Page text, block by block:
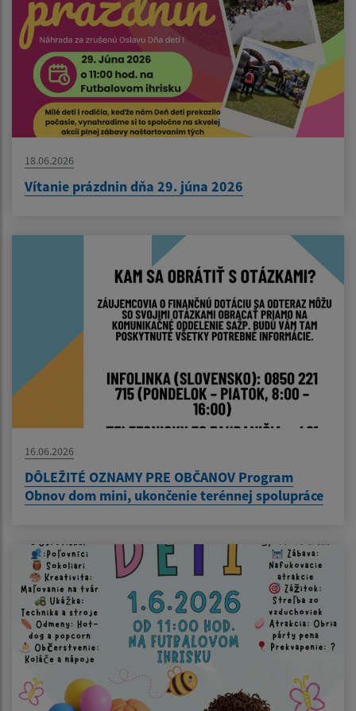
18.06.2026
Vítanie prázdnin dňa 29. júna 2026
16.06.2026
DÔLEŽITÉ OZNAMY PRE OBČANOV Program
Obnov dom mini, ukončenie terénnej spolupráce